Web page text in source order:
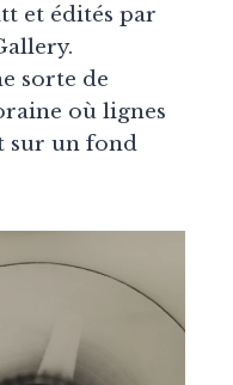
et édités par
sorte de
où lignes
sur un fond